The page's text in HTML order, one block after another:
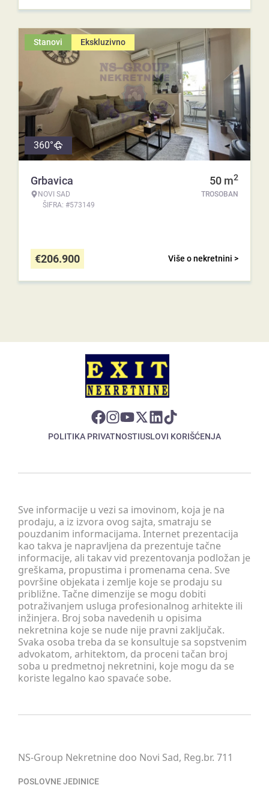
Stanovi Ekskluzivno
360°
Grbavica
NOVI SAD
ŠIFRA: #573149
50 m2
TROSOBAN
Više o nekretnini >
€206.900
POLITIKA PRIVATNOSTIUSLOVI KORIŠĆENJA
Sve informacije u vezi sa imovinom, koja je na
prodaju, a iz izvora ovog sajta, smatraju se
pouzdanim informacijama. Internet prezentacija
kao takva je napravljena da prezentuje tačne
informacije, ali takav vid prezentovanja podložan je
greškama, propustima i promenama cena. Sve
površine objekata i zemlje koje se prodaju su
približne. Tačne dimenzije se mogu dobiti
potraživanjem usluga profesionalnog arhitekte ili
inžinjera. Broj soba navedenih u opisima
nekretnina koje se nude nije pravni zaključak.
Svaka osoba treba da se konsultuje sa sopstvenim
advokatom, arhitektom, da proceni tačan broj
soba u predmetnoj nekretnini, koje mogu da se
koriste legalno kao spavaće sobe.
NS-Group Nekretnine doo Novi Sad, Reg.br. 711
POSLOVNE JEDINICE